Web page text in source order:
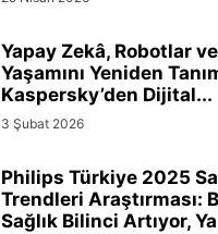
Yapay Zekâ, Robotlar
Yaşamını Yeniden
Kaspersky’den Dijital...
3 Şubat 2026
Philips Türkiye 2025
Trendleri Araştırması:
Sağlık Bilinci Artıyor,